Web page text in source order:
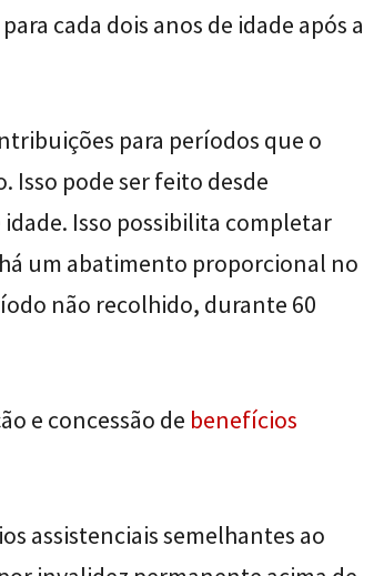
cada dois anos de idade após a
para períodos que o
pode ser feito desde
Isso possibilita completar
um abatimento proporcional no
não recolhido, durante 60
e concessão de benefícios
assistenciais semelhantes ao